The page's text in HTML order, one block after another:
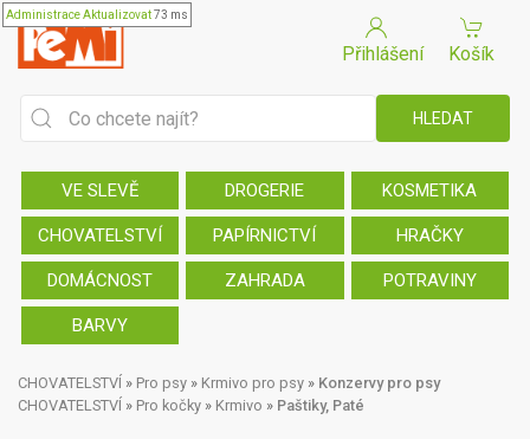
AdministraceAktualizovat73 ms
Přihlášení Košík
VE SLEVĚ DROGERIE KOSMETIKA
CHOVATELSTVÍ PAPÍRNICTVÍ HRAČKY
DOMÁCNOST ZAHRADA POTRAVINY
BARVY
CHOVATELSTVÍ » Pro psy » Krmivo pro psy » Konzervy pro psy
CHOVATELSTVÍ » Pro kočky » Krmivo » Paštiky, Paté